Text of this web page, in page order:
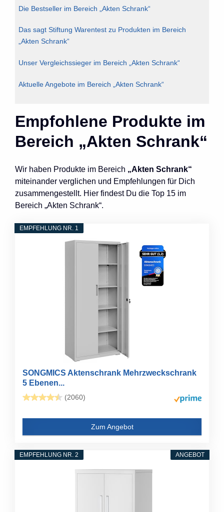
Die Bestseller im Bereich „Akten Schrank“
Das sagt Stiftung Warentest zu Produkten im Bereich
„Akten Schrank“
Unser Vergleichssieger im Bereich „Akten Schrank“
Aktuelle Angebote im Bereich „Akten Schrank“
Empfohlene Produkte im
Bereich „Akten Schrank“
Wir haben Produkte im Bereich „Akten Schrank“
miteinander verglichen und Empfehlungen für Dich
zusammengestellt. Hier findest Du die Top 15 im
Bereich „Akten Schrank“.
EMPFEHLUNG NR. 1
SONGMICS Aktenschrank Mehrzweckschrank
5 Ebenen...
(2060)
Zum Angebot
ANGEBOT
EMPFEHLUNG NR. 2